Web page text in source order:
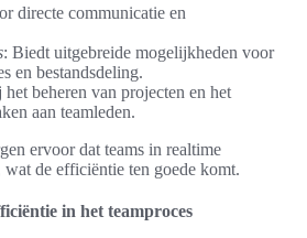
directe communicatie en
: Biedt uitgebreide mogelijkheden voor
en bestandsdeling.
beheren van projecten en het
aan teamleden.
ervoor dat teams in realtime
de efficiëntie ten goede komt.
in het teamproces